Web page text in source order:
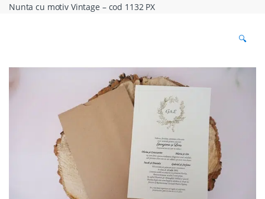
Nunta cu motiv Vintage – cod 1132 PX
🔍